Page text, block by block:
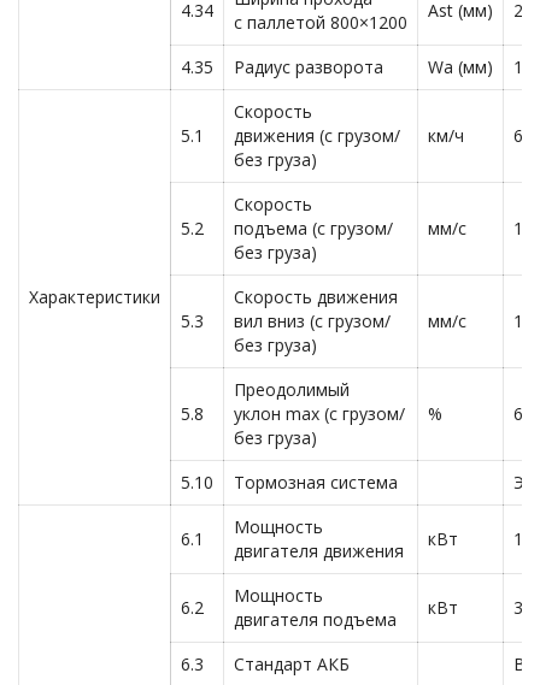
4.34
с паллетой 800×1200
Ast (мм)
4.35 Радиус разворота Wa (мм)
Характеристики
5.1
Скорость
движения (с грузом/
без груза)
км/ч
5.2
Скорость
подъема (с грузом/
без груза)
мм/с
5.3
Скорость движения
вил вниз (с грузом/
без груза)
мм/с
5.8
Преодолимый
уклон max (с грузом/
без груза)
% 6/
5.10 Тормозная система
6.1
Мощность
двигателя движения
кВт 1.3
6.2
Мощность
двигателя подъема
кВт 3.0
6.3 Стандарт АКБ B,